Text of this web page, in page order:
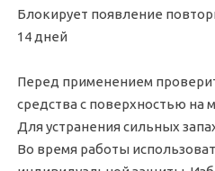
Блокирует появление
14 дней
Перед применением
средства с поверхностью на
Для устранения сильных
Во время работы